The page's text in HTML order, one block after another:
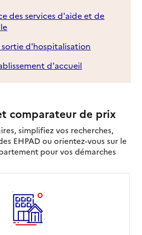
des services d'aide et de
sortie d'hospitalisation
d'accueil
comparateur de prix
simplifiez vos recherches,
EHPAD ou orientez-vous sur le
pour vos démarches